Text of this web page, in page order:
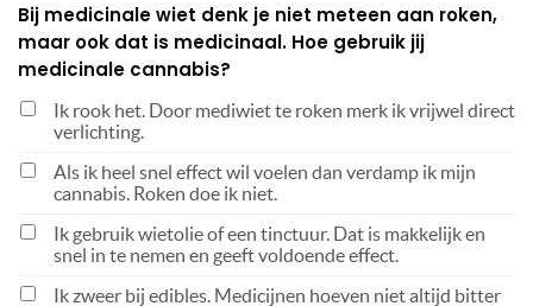
Bij medicinale wiet denk je niet meteen aan roken,
maar ook dat is medicinaal. Hoe gebruik jij
medicinale cannabis?
Ik rook het. Door mediwiet te roken merk ik vrijwel direct
verlichting.
Als ik heel snel effect wil voelen dan verdamp ik mijn
cannabis. Roken doe ik niet.
Ik gebruik wietolie of een tinctuur. Dat is makkelijk en
snel in te nemen en geeft voldoende effect.
Ik zweer bij edibles. Medicijnen hoeven niet altijd bitter